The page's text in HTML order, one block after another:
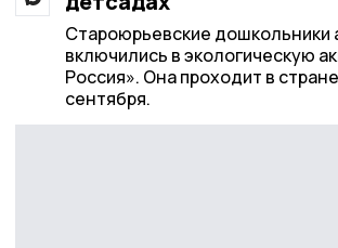
Староюрьевские дошкольники
включились в экологическую
Россия». Она проходит в
сентября.